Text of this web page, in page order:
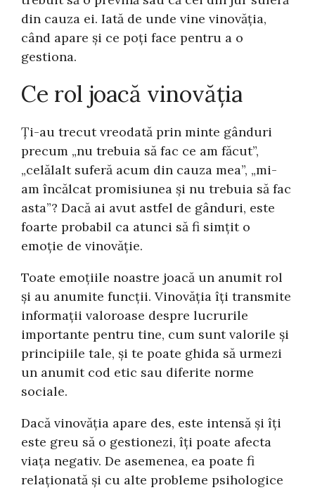
din cauza ei. Iată de unde vine vinovăția,
când apare și ce poți face pentru a o
gestiona.
Ce rol joacă vinovăția
Ți-au trecut vreodată prin minte gânduri
precum „nu trebuia să fac ce am făcut”,
„celălalt suferă acum din cauza mea”, „mi-
am încălcat promisiunea și nu trebuia să fac
asta”? Dacă ai avut astfel de gânduri, este
foarte probabil ca atunci să fi simțit o
emoție de vinovăție.
Toate emoțiile noastre joacă un anumit rol
și au anumite funcții. Vinovăția îți transmite
informații valoroase despre lucrurile
importante pentru tine, cum sunt valorile și
principiile tale, și te poate ghida să urmezi
un anumit cod etic sau diferite norme
sociale.
Dacă vinovăția apare des, este intensă și îți
este greu să o gestionezi, îți poate afecta
viața negativ. De asemenea, ea poate fi
relaționată și cu alte probleme psihologice